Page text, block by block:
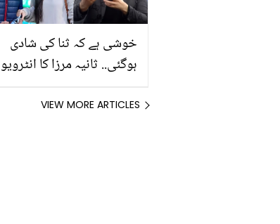
خوشی ہے کہ ثنا کی شادی
ہوگئی.. ثانیہ مرزا کا انٹرویو
شعیب ملک کی دوسری
VIEW MORE ARTICLES